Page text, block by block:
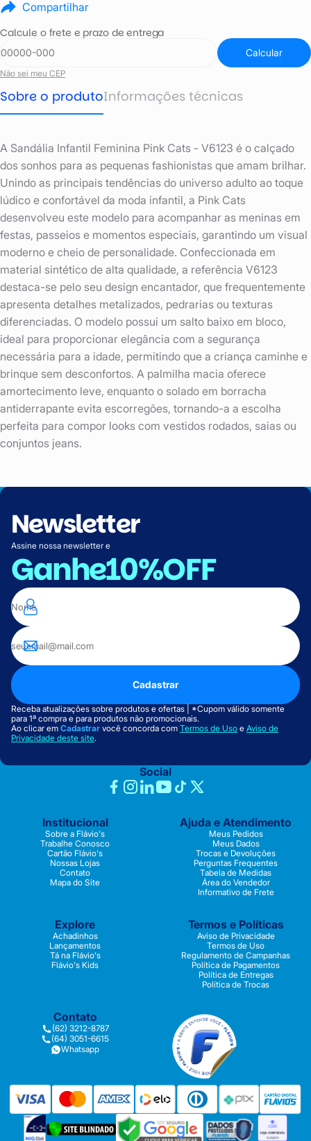
Compartilhar
Calcule o frete e prazo de entrega
Calcular
Não sei meu CEP
Sobre o produtoInformações técnicas
A Sandália Infantil Feminina Pink Cats - V6123 é o calçado
dos sonhos para as pequenas fashionistas que amam brilhar.
Unindo as principais tendências do universo adulto ao toque
lúdico e confortável da moda infantil, a Pink Cats
desenvolveu este modelo para acompanhar as meninas em
festas, passeios e momentos especiais, garantindo um visual
moderno e cheio de personalidade. Confeccionada em
material sintético de alta qualidade, a referência V6123
destaca-se pelo seu design encantador, que frequentemente
apresenta detalhes metalizados, pedrarias ou texturas
diferenciadas. O modelo possui um salto baixo em bloco,
ideal para proporcionar elegância com a segurança
necessária para a idade, permitindo que a criança caminhe e
brinque sem desconfortos. A palmilha macia oferece
amortecimento leve, enquanto o solado em borracha
antiderrapante evita escorregões, tornando-a a escolha
perfeita para compor looks com vestidos rodados, saias ou
conjuntos jeans.
Newsletter
Assine nossa newsletter e
Ganhe10%OFF
Cadastrar
Receba atualizações sobre produtos e ofertas | *Cupom válido somente
para 1ª compra e para produtos não promocionais.
Ao clicar em Cadastrar você concorda com Termos de Uso e Aviso de
Privacidade deste site.
Social
Institucional
Sobre a Flávio's
Trabalhe Conosco
Cartão Flávio's
Nossas Lojas
Contato
Mapa do Site
Ajuda e Atendimento
Meus Pedidos
Meus Dados
Trocas e Devoluções
Perguntas Frequentes
Tabela de Medidas
Área do Vendedor
Informativo de Frete
Explore
Achadinhos
Lançamentos
Tá na Flávio's
Flávio's Kids
Termos e Políticas
Aviso de Privacidade
Termos de Uso
Regulamento de Campanhas
Política de Pagamentos
Política de Entregas
Política de Trocas
Contato
(62) 3212-8787
(64) 3051-6615
Whatsapp